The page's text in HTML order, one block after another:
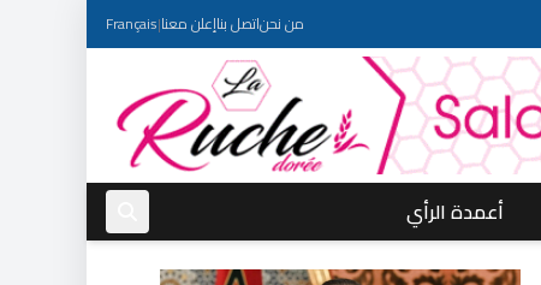
من نحناتصل بناإعلن معنا|
Français
أعمدة الرأي